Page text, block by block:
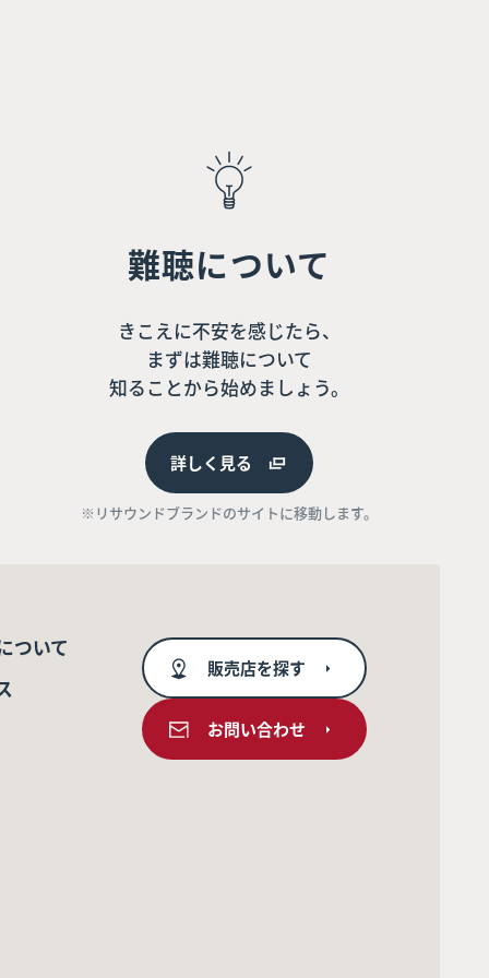
難聴について
きこえに不安を感じたら、
まずは難聴について
知ることから始めましょう。
詳しく見る
※リサウンドブランドのサイトに移動します。
ついて
販売店を探す
お問い合わせ